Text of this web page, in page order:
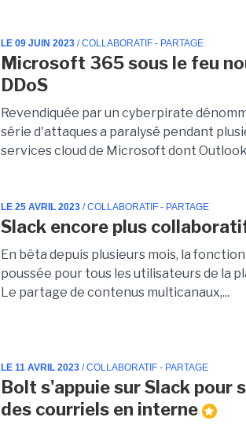
LE 09 JUIN 2023 / COLLABORATIF - PARTAGE
Microsoft 365 sous le feu
DDoS
Revendiquée par un cyberpirate
série d'attaques a paralysé pendant
services cloud de Microsoft dont
LE 25 AVRIL 2023 / COLLABORATIF - PARTAGE
Slack encore plus
En bêta depuis plusieurs mois, la
poussée pour tous les utilisateurs de la
Le partage de contenus multicanaux,...
LE 11 AVRIL 2023 / COLLABORATIF - PARTAGE
Bolt s'appuie sur Slack pour
des courriels en interne